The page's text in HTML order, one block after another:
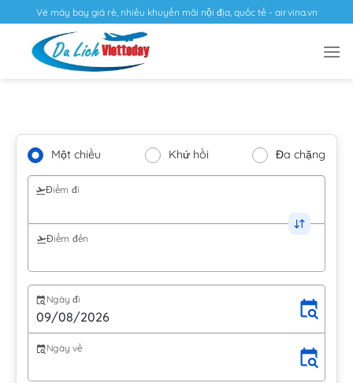
Vé máy bay giá rẻ, nhiều khuyến mãi nội địa, quốc tế - airvina.vn
Một chiều Khứ hồi Đa chặng
Điểm đi
Điểm đến
Ngày đi
Ngày về